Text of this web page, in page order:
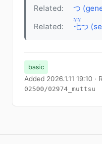
Related:
つ
Related:
七
なな
つ
basic
Added 2026.1.11 19:10
02500/02974_muttsu